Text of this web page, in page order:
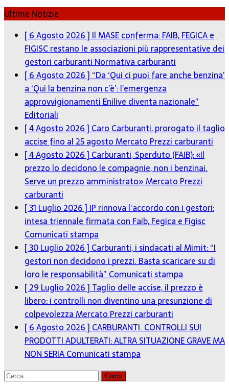
Ultime Notizie
[ 6 Agosto 2026 ]Il MASE conferma: FAIB, FEGICA e
FIGISC restano le associazioni più rappresentative dei
gestori carburantiNormativa carburanti
[ 6 Agosto 2026 ]“Da ‘Qui ci puoi fare anche benzina’
a ‘Qui la benzina non c’è’: l’emergenza
approvvigionamenti Enilive diventa nazionale”
Editoriali
[ 4 Agosto 2026 ]Caro Carburanti, prorogato il taglio
accise fino al 25 agostoMercato Prezzi carburanti
[ 4 Agosto 2026 ]Carburanti, Sperduto (FAIB): «Il
prezzo lo decidono le compagnie, non i benzinai.
Serve un prezzo amministrato»Mercato Prezzi
carburanti
[ 31 Luglio 2026 ]IP rinnova l’accordo con i gestori:
intesa triennale firmata con Faib, Fegica e Figisc
Comunicati stampa
[ 30 Luglio 2026 ]Carburanti, i sindacati al Mimit: “I
gestori non decidono i prezzi. Basta scaricare su di
loro le responsabilità”Comunicati stampa
[ 29 Luglio 2026 ]Taglio delle accise, il prezzo è
libero: i controlli non diventino una presunzione di
colpevolezzaMercato Prezzi carburanti
[ 6 Agosto 2026 ]CARBURANTI. CONTROLLI SUI
PRODOTTI ADULTERATI: ALTRA SITUAZIONE GRAVE MA
NON SERIAComunicati stampa
Ricerca